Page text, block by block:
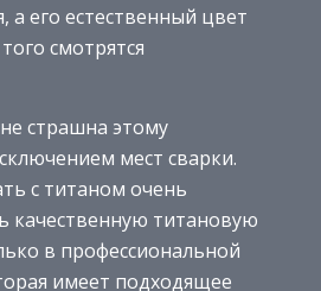
а его естественный цвет
смотрятся
страшна этому
мест сварки.
с титаном очень
качественную титановую
в профессиональной
имеет подходящее